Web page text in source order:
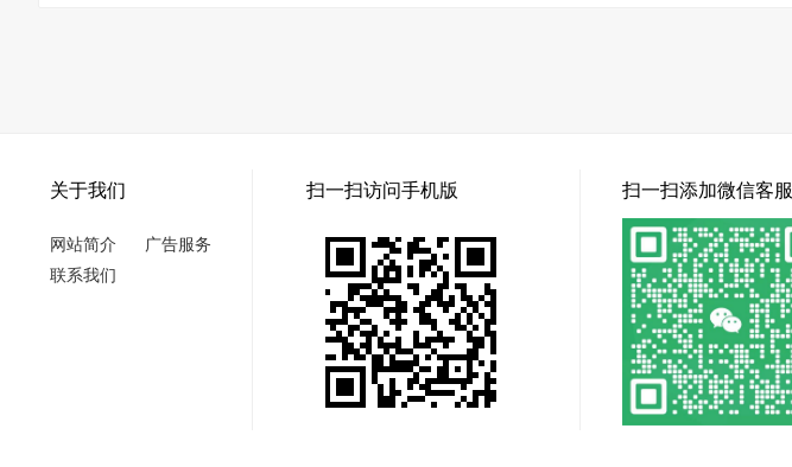
关于我们
网站简介
广告服务
联系我们
扫一扫访问手机版 扫一扫添加微信客服